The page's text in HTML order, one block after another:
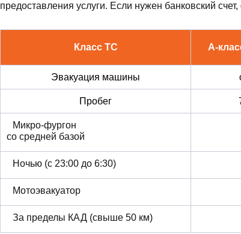
предоставления услуги. Если нужен банковский
Класс ТС А-
Эвакуация машины
Пробег
Микро-фургон
со средней базой
Ночью (с 23:00 до 6:30)
Мотоэвакуатор
За пределы КАД (свыше 50 км)